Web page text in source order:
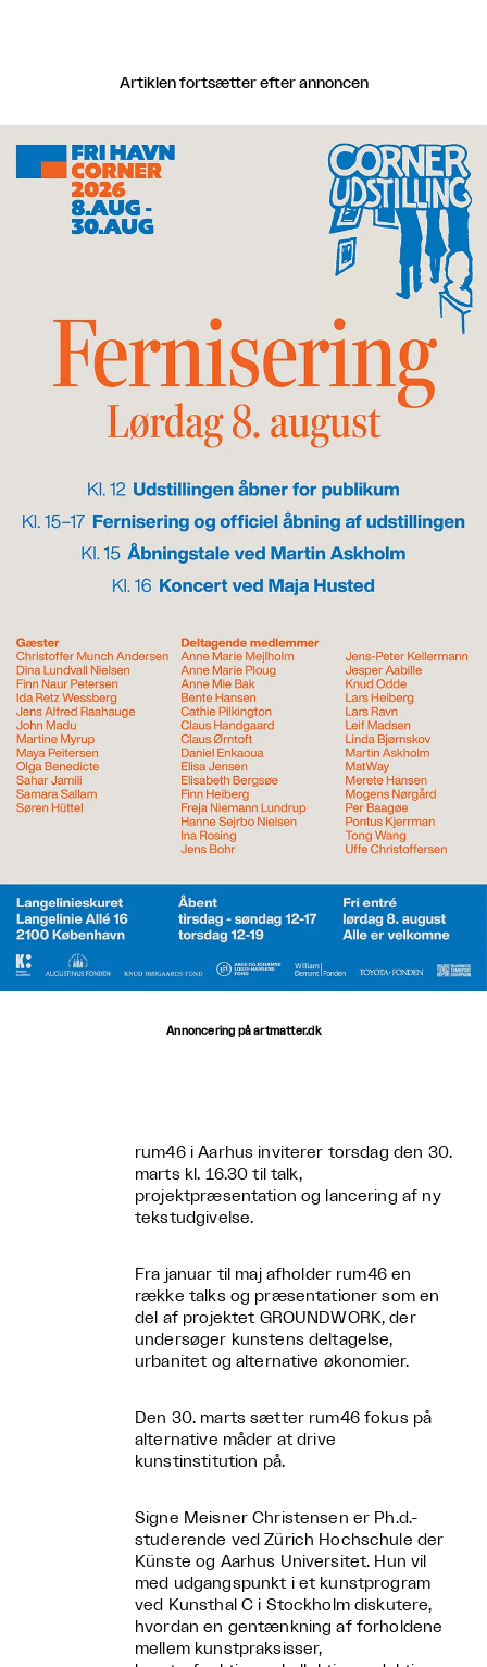
Artiklen fortsætter efter annoncen
Annoncering på artmatter.dk
rum46 i Aarhus inviterer torsdag den 30.
marts kl. 16.30 til talk,
projektpræsentation og lancering af ny
tekstudgivelse.
Fra januar til maj afholder rum46 en
række talks og præsentationer som en
del af projektet GROUNDWORK, der
undersøger kunstens deltagelse,
urbanitet og alternative økonomier.
Den 30. marts sætter rum46 fokus på
alternative måder at drive
kunstinstitution på.
Signe Meisner Christensen er Ph.d.-
studerende ved Zürich Hochschule der
Künste og Aarhus Universitet. Hun vil
med udgangspunkt i et kunstprogram
ved Kunsthal C i Stockholm diskutere,
hvordan en gentænkning af forholdene
mellem kunstpraksisser,